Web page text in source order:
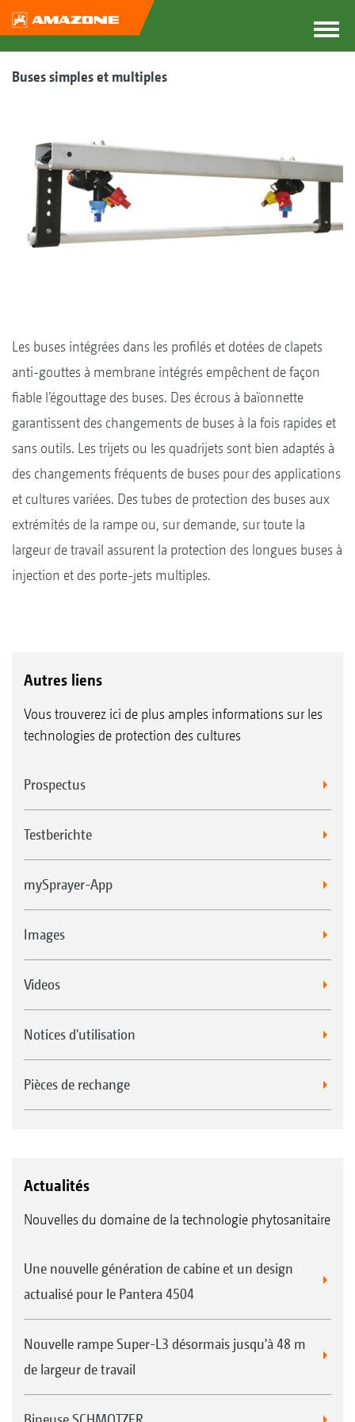
Buses simples et multiples
Les buses intégrées dans les profilés et dotées de clapets
anti-gouttes à membrane intégrés empêchent de façon
fiable l’égouttage des buses. Des écrous à baïonnette
garantissent des changements de buses à la fois rapides et
sans outils. Les trijets ou les quadrijets sont bien adaptés à
des changements fréquents de buses pour des applications
et cultures variées. Des tubes de protection des buses aux
extrémités de la rampe ou, sur demande, sur toute la
largeur de travail assurent la protection des longues buses à
injection et des porte-jets multiples.
Autres liens
Vous trouverez ici de plus amples informations sur les
technologies de protection des cultures
Prospectus
Testberichte
mySprayer-App
Images
Videos
Notices d'utilisation
Pièces de rechange
Actualités
Nouvelles du domaine de la technologie phytosanitaire
Une nouvelle génération de cabine et un design
actualisé pour le Pantera 4504
Nouvelle rampe Super-L3 désormais jusqu'à 48 m
de largeur de travail